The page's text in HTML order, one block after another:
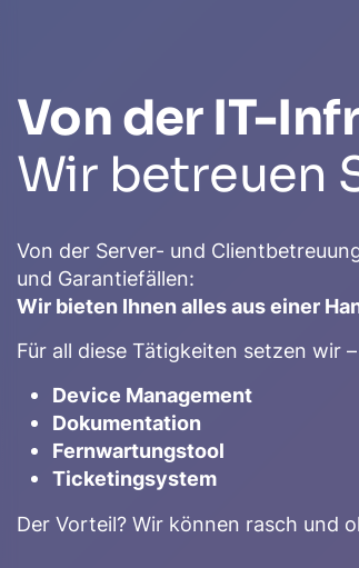
Von der IT-
Wir betreuen
Von der Server- und
und Garantiefällen:
Wir bieten Ihnen alles aus einer
Für all diese Tätigkeiten setzen wir
Device Management
Dokumentation
Fernwartungstool
Ticketingsystem
Der Vorteil? Wir können rasch und